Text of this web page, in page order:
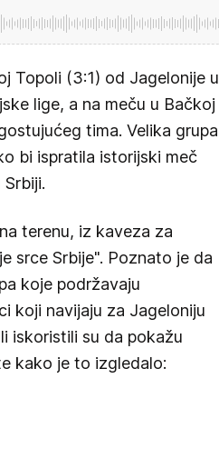
Topoli (3:1) od Jagelonije u
lige, a na meču u Bačkoj
tima. Velika grupa
bi ispratila istorijski meč
terenu, iz kaveza za
srce Srbije". Poznato je da
koje podržavaju
koji navijaju za Jageloniju
iskoristili su da pokažu
kako je to izgledalo: